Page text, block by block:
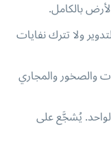
بالكامل.
ولا تترك نفايات
والصخور والمجاري
يُشجَّع على